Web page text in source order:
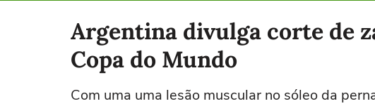
Selecione o time para ver as notícias
Argentina divulga corte de
Copa do Mundo
Com uma uma lesão muscular no sóleo da